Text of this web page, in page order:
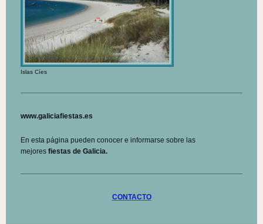
Islas Cíes
www.galiciafiestas.es
En esta página pueden conocer e informarse sobre las
mejores fiestas de Galicia.
CONTACTO